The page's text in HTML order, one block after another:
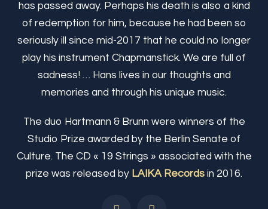
has passed away. Perhaps his death is also a kind
of redemption for him, because he had been so
seriously ill since mid-2017 that he could no longer
play his instrument Chapmanstick. We are full of
sadness! … Hans lives in our thoughts and
memories and through his unique music.
The duo Hartmann & Brunn were winners of the
Studio Prize awarded by the Berlin Senate of
Culture. The CD « 19 Strings » associated with the
prize was released by LAIKA Records in 2016.